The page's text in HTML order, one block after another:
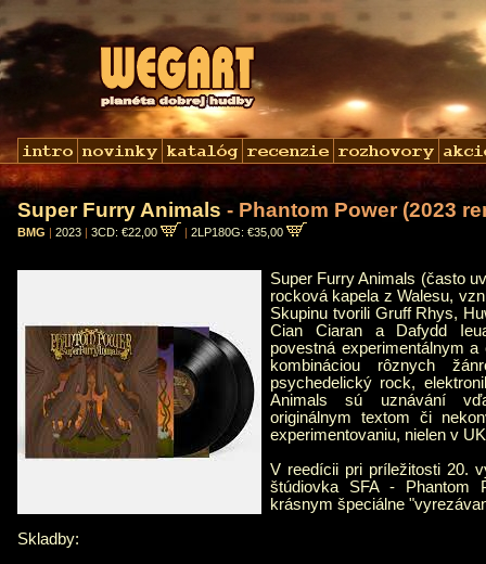
Super Furry Animals - Phantom Power (2023
BMG | 2023 | 3CD: €22,00 | 2LP180G: €35,00
Super Furry Animals (často
rocková kapela z Walesu,
Skupinu tvorili Gruff Rhys,
Cian Ciaran a Dafydd
povestná experimentálnym
kombináciou rôznych
psychedelický rock,
Animals sú uznávání
originálnym textom či
experimentovaniu, nielen v
V reedícii pri príležitosti 20.
štúdiovka SFA - Phantom
krásnym špeciálne
Skladby: